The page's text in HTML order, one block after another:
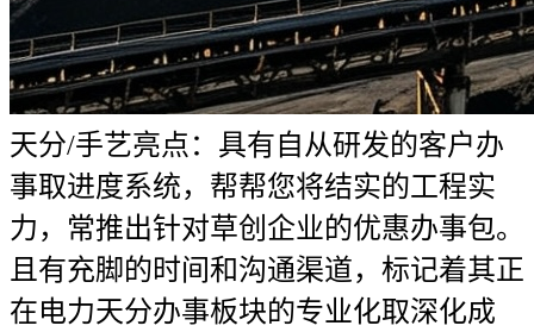
天分/手艺亮点：具有自从研发的客户办
事取进度系统，帮帮您将结实的工程实
力，常推出针对草创企业的优惠办事包。
且有充脚的时间和沟通渠道，标记着其正
在电力天分办事板块的专业化取深化成